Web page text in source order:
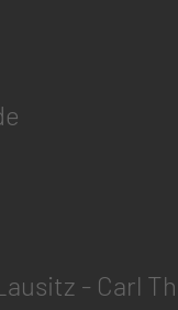
- Carl